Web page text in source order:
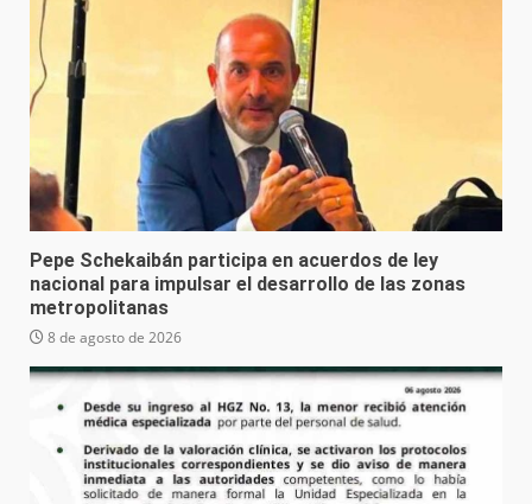
Pepe Schekaibán participa en acuerdos de ley
nacional para impulsar el desarrollo de las zonas
metropolitanas
8 de agosto de 2026